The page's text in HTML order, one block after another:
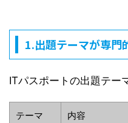
1.出題テーマが専門
ITパスポートの出題テー
テーマ 内容